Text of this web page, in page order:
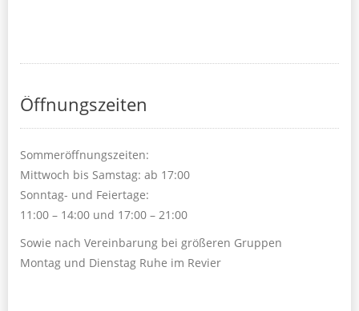
Öffnungszeiten
Sommeröffnungszeiten:
Mittwoch bis Samstag: ab 17:00
Sonntag- und Feiertage:
11:00 – 14:00 und 17:00 – 21:00
Sowie nach Vereinbarung bei größeren Gruppen
Montag und Dienstag Ruhe im Revier